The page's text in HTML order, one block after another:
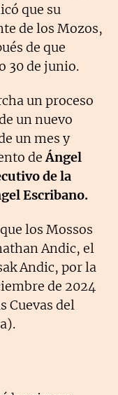
que su
de los Mozos,
de que
30 de junio.
un proceso
un nuevo
un mes y
deÁngel
de la
Escribano.
los Mossos
Andic, el
Andic, por la
de 2024
Cuevas del